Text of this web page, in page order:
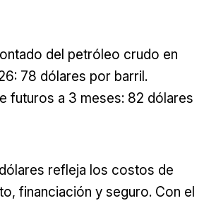
del petróleo crudo en
78 dólares por barril.
futuros a 3 meses: 82 dólares
refleja los costos de
financiación y seguro. Con el